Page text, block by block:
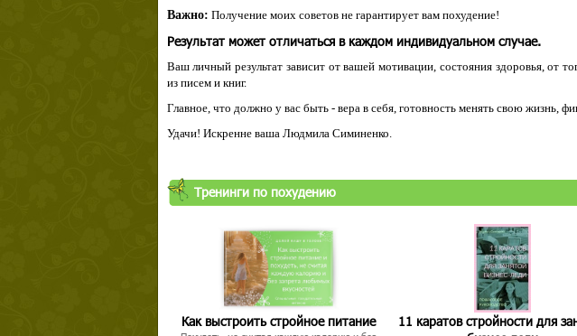
Важно: Получение моих советов не гарантирует вам похудение!
Результат может отличаться в каждом индивидуальном случае.
Ваш личный результат зависит от вашей мотивации, состояния здоровья, от
из писем и книг.
Главное, что должно у вас быть - вера в себя, готовность менять свою жизнь,
Удачи! Искренне ваша Людмила Симиненко.
Тренинги по похудению
Как выстроить стройное питание
11 каратов стройности для